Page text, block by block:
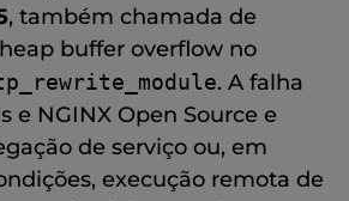
, também chamada de
buffer overflow no
. A falha
e NGINX Open Source e
de serviço ou, em
execução remota de